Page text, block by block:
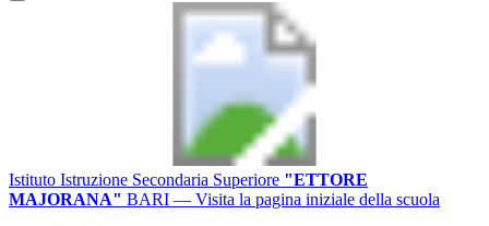
Istituto Istruzione Secondaria Superiore "ETTORE
MAJORANA" BARI — Visita la pagina iniziale della scuola